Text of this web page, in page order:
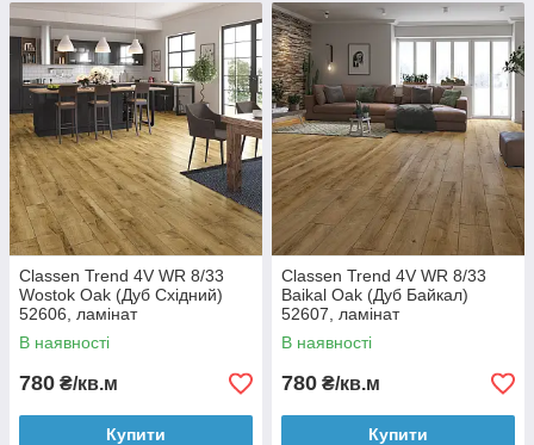
Classen Trend 4V WR 8/33
Wostok Oak (Дуб Східний)
52606, ламінат
В наявності
780 ₴/кв.м
Купити
Classen Trend 4V WR 8/33
Baikal Oak (Дуб Байкал)
52607, ламінат
В наявності
780 ₴/кв.м
Купити